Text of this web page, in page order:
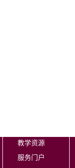
教学资源
服务门户